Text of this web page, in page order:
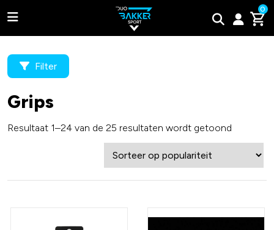
0
Adidas
Wilson
Filter
Grips
Resultaat 1–24 van de 25 resultaten wordt getoond